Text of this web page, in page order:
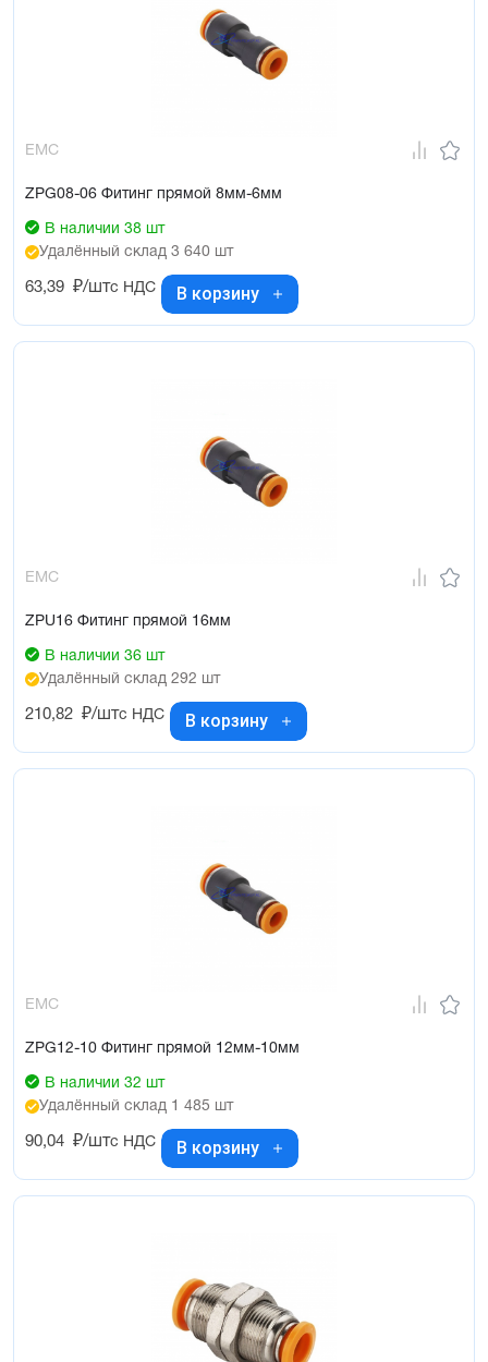
EMC
ZPG08-06 Фитинг прямой 8мм-6мм
В наличии 38 шт
Удалённый склад 3 640 шт
63,39 ₽/штс НДС В корзину
EMC
ZPU16 Фитинг прямой 16мм
В наличии 36 шт
Удалённый склад 292 шт
210,82 ₽/штс НДС В корзину
EMC
ZPG12-10 Фитинг прямой 12мм-10мм
В наличии 32 шт
Удалённый склад 1 485 шт
90,04 ₽/штс НДС В корзину